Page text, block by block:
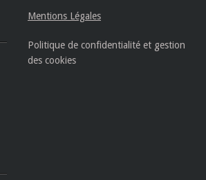
Mentions Légales
Politique de confidentialité et gestion
des cookies